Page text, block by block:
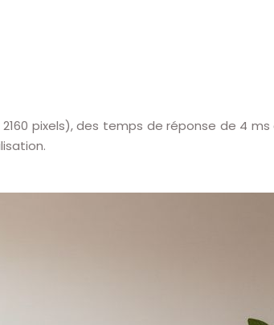
pixels), des temps de réponse de 4